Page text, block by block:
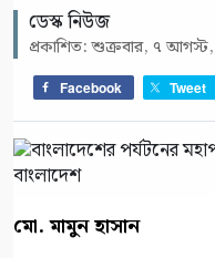
ডেস্ক নিউজ
প্রকাশিত: শুক্রবার, ৭
Facebook Tweet
মো. মামুন হাসান